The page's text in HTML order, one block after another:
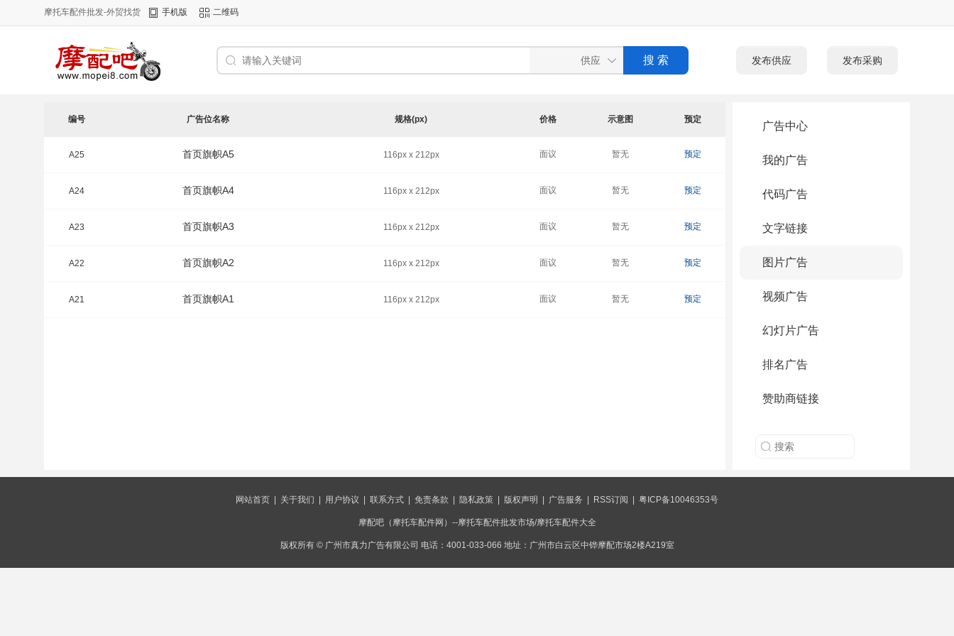
摩托车配件批发-外贸找货 手机版 二维码
发布供应 发布采购
编号 广告位名称 规格(px) 价格 示意图 预定
A25 首页旗帜A5 116px x 212px 面议 暂无 预定
A24 首页旗帜A4 116px x 212px 面议 暂无 预定
A23 首页旗帜A3 116px x 212px 面议 暂无 预定
A22 首页旗帜A2 116px x 212px 面议 暂无 预定
A21 首页旗帜A1 116px x 212px 面议 暂无 预定
广告中心
我的广告
代码广告
文字链接
图片广告
视频广告
幻灯片广告
排名广告
赞助商链接
网站首页 关于我们 用户协议 联系方式 免责条款 隐私政策 版权声明 广告服务 RSS订阅 粤ICP备10046353号
摩配吧（摩托车配件网）--摩托车配件批发市场/摩托车配件大全
版权所有 © 广州市真力广告有限公司 电话：4001-033-066 地址：广州市白云区中铧摩配市场2楼A219室